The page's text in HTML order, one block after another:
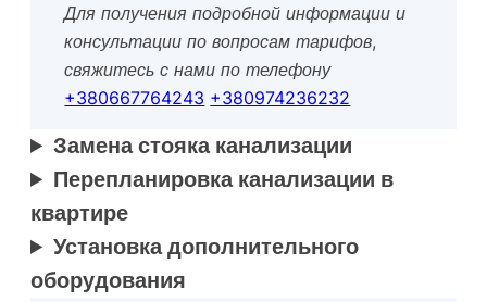
Для получения подробной информации и
консультации по вопросам тарифов,
свяжитесь с нами по телефону
+380667764243 +380974236232
Замена стояка канализации
Перепланировка канализации в
квартире
Установка дополнительного
оборудования